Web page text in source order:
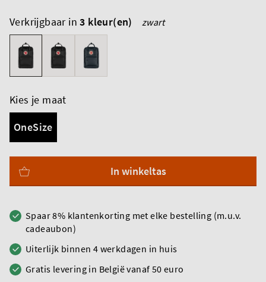
Verkrijgbaar in3 kleur(en) zwart
Kies je maat
OneSize
In winkeltas
Spaar 8% klantenkorting met elke bestelling (m.u.v.
cadeaubon)
Uiterlijk binnen 4 werkdagen in huis
Gratis levering in België vanaf 50 euro